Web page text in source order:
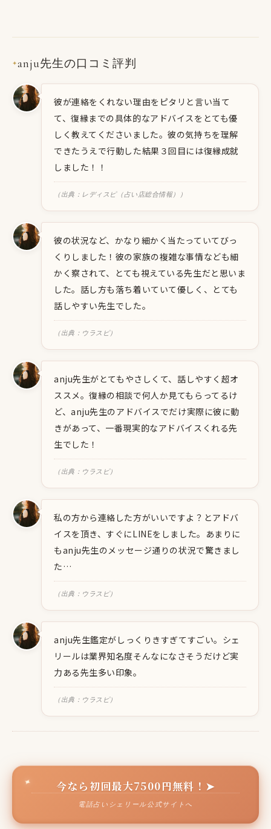
✦anju先生の口コミ評判
彼が連絡をくれない理由をピタリと言い当て
て、復縁までの具体的なアドバイスをとても優
しく教えてくださいました。彼の気持ちを理解
できたうえで行動した結果３回目には復縁成就
しました！！
（出典：レディスピ（占い店総合情報））
彼の状況など、かなり細かく当たっていてびっ
くりしました！彼の家族の複雑な事情なども細
かく察されて、とても視えている先生だと思いま
した。話し方も落ち着いていて優しく、とても
話しやすい先生でした。
（出典：ウラスピ）
anju先生がとてもやさしくて、話しやすく超オ
ススメ。復縁の相談で何人か見てもらってるけ
ど、anju先生のアドバイスでだけ実際に彼に動
きがあって、一番現実的なアドバイスくれる先
生でした！
（出典：ウラスピ）
私の方から連絡した方がいいですよ？とアドバ
イスを頂き、すぐにLINEをしました。あまりに
もanju先生のメッセージ通りの状況で驚きまし
た…
（出典：ウラスピ）
anju先生鑑定がしっくりきすぎてすごい。シェ
リールは業界知名度そんなになさそうだけど実
力ある先生多い印象。
（出典：ウラスピ）
今なら初回最大7500円無料！➤
電話占いシェリール公式サイトへ